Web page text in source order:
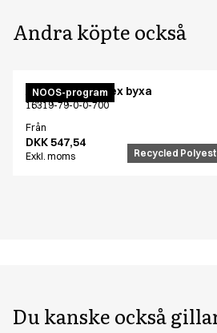
Andra köpte också
NOOS-program
Recycled
Active unisex flex byxa
16319-79-0-0-700
Från
DKK 547,54
Exkl. moms
Du kanske också